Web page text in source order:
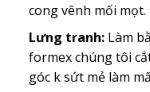
cong vênh mối mọt.
Lưng tranh:Làm
formex chúng tôi
góc k sứt mẻ làm